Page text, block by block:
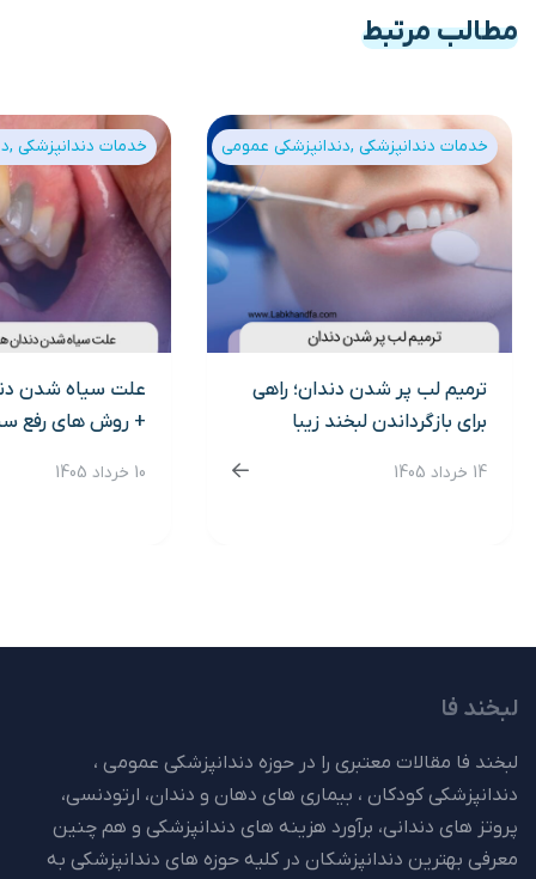
مطالب مرتبط
خدمات دندانپزشکی دندانپزشکی عمومی
ترمیم لب پر شدن دندان؛ راهی
برای بازگرداندن لبخند زیبا
14 خرداد 1405
خدمات دندانپزشکی
علت سیاه شدن
+ روش های رفع
10 خرداد 1405
لبخند فا
لبخند فا مقالات معتبری را در حوزه دندانپزشکی عمومی ،
دندانپزشکی کودکان ، بیماری های دهان و دندان، ارتودنسی،
پروتز های دندانی، برآورد هزینه های دندانپزشکی و هم چنین
معرفی بهترین دندانپزشکان در کلیه حوزه های دندانپزشکی به